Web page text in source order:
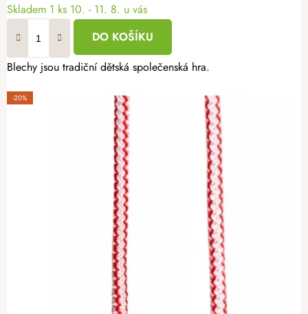
Skladem 1 ks 10. - 11. 8. u vás
DO KOŠÍKU
Blechy jsou tradiční dětská společenská hra.
-20%